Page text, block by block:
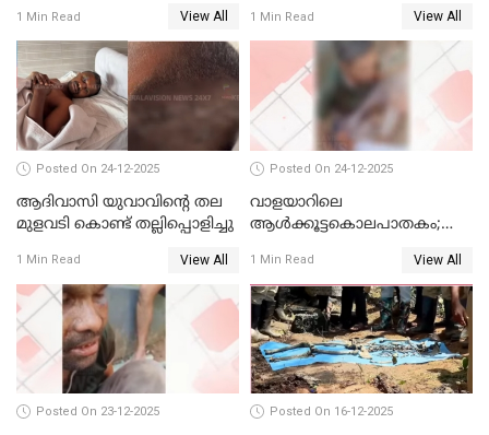
ആശുപത്രിയിലേക്ക് മാറ്റി
1 Min Read View All 1 Min Read View All
Posted On 24-12-2025
ആദിവാസി യുവാവിന്റെ തല
മുളവടി കൊണ്ട് തല്ലിപ്പൊളിച്ചു
1 Min Read View All
Posted On 24-12-2025
വാളയാറിലെ
ആൾക്കൂട്ടകൊലപാതകം;
വാങ്ങും
1 Min Read View All
Posted On 23-12-2025 Posted On 16-12-2025